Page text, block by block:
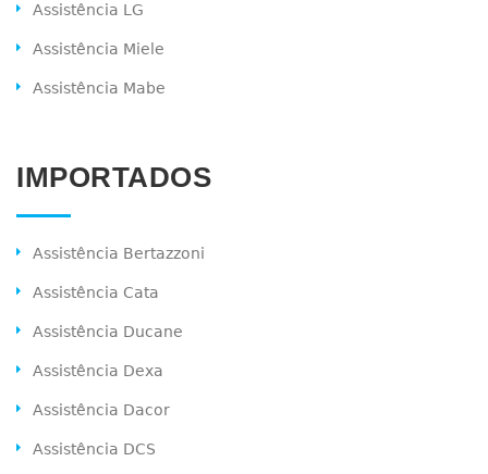
Assistência LG
Assistência Miele
Assistência Mabe
IMPORTADOS
Assistência Bertazzoni
Assistência Cata
Assistência Ducane
Assistência Dexa
Assistência Dacor
Assistência DCS